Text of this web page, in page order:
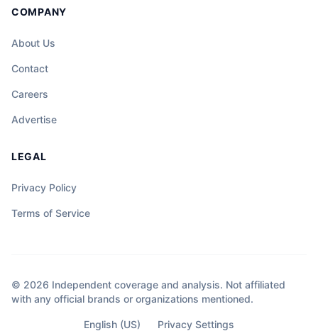
COMPANY
About Us
Contact
Careers
Advertise
LEGAL
Privacy Policy
Terms of Service
© 2026 Independent coverage and analysis. Not affiliated
with any official brands or organizations mentioned.
English (US) Privacy Settings